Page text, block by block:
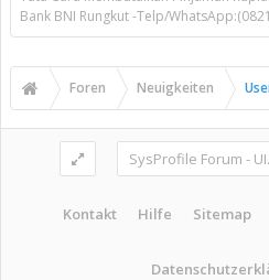
Bank BNI Rungkut -Telp/
Foren Neuigkeiten
SysProfile Forum -
Kontakt Hilfe Sitemap